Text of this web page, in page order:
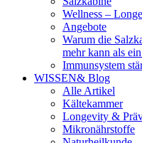
Wellness –
Angebote
Warum die
mehr kann als
Immunsystem
WISSEN& Blog
Alle Artikel
Kältekammer
Longevity &
Mikronährstoffe